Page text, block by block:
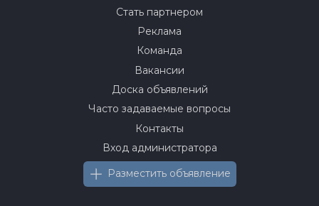
Стать партнером
Реклама
Команда
Вакансии
Доска объявлений
Часто задаваемые вопросы
Контакты
Вход администратора
Разместить объявление